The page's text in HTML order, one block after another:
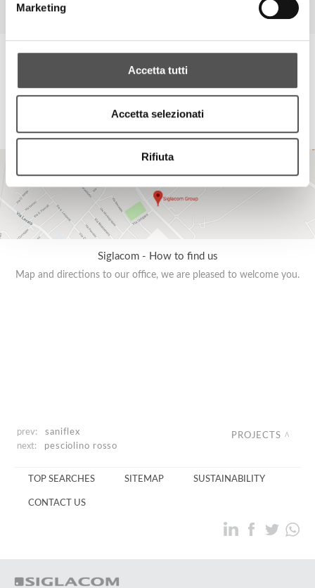
Marketing
Accetta tutti
Accetta selezionati
Rifiuta
Siglacom - Relations
If you have any question, please contact our Relations' team.
Siglacom - How to find us
Map and directions to our office, we are pleased to welcome you.
prev:
saniflex
next:
pesciolino rosso
PROJECTS
TOP SEARCHES SITEMAP SUSTAINABILITY
CONTACT US